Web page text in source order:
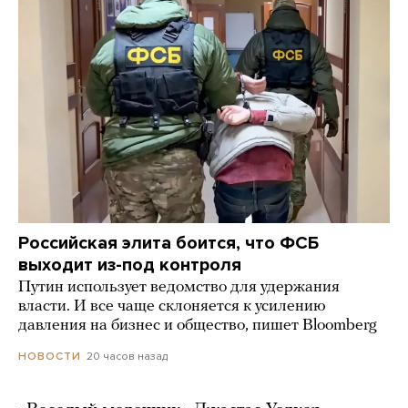
Российская элита боится, что ФСБ
выходит из-под контроля
Путин использует ведомство для удержания
власти. И все чаще склоняется к усилению
давления на бизнес и общество, пишет Bloomberg
НОВОСТИ 20 часов назад